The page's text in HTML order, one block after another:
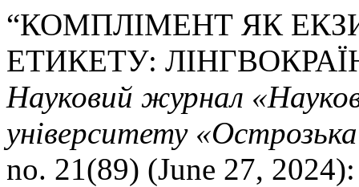
“КОМПЛІМЕНТ ЯК
ЕТИКЕТУ:
Науковий журнал
університету
no. 21(89) (June 27,